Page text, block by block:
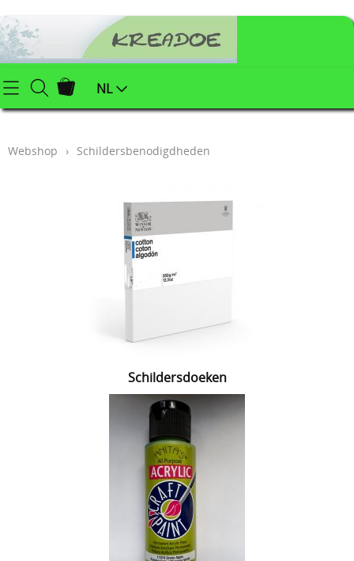
Startpagina
Klei (keramiek) benodigdheden
Juwelenonderdelen
Powertex (textielverharder)
NL
Webshop › Schildersbenodigdheden
Schildersdoeken